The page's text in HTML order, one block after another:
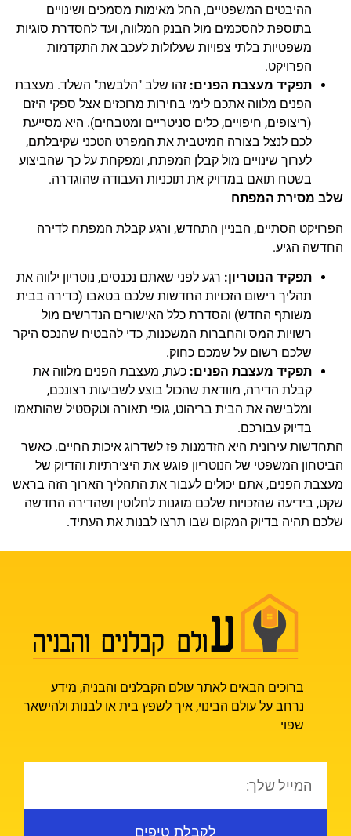
ההיבטים המשפטיים, החל מאימות מסמכים ושינויים
בתוספת להסכמים מול הבנק המלווה, ועד להסדרת סוגיות
משפטיות בלתי צפויות שעלולות לעכב את התקדמות
הפרויקט.
תפקיד מעצבת הפנים: זהו שלב "הלבשת" השלד. מעצבת
הפנים מלווה אתכם לימי בחירות מרוכזים אצל ספקי היזם
(ריצופים, חיפויים, כלים סניטריים ומטבחים). היא מסייעת
לכם לנצל בצורה המיטבית את המפרט הטכני שקיבלתם,
לערוך שינויים מול קבלן המפתח, ומפקחת על כך שהביצוע
בשטח תואם במדויק את תוכניות העבודה שהוגדרה.
שלב מסירת המפתח
הפרויקט הסתיים, הבניין התחדש, ורגע קבלת המפתח לדירה
החדשה הגיע.
תפקיד הנוטריון: רגע לפני שאתם נכנסים, נוטריון ילווה את
תהליך רישום הזכויות החדשות שלכם בטאבו (כדירה בבית
משותף החדש) והסדרת כלל האישורים הנדרשים מול
רשויות המס והחברות המשכנות, כדי להבטיח שהנכס היקר
שלכם רשום על שמכם כחוק.
תפקיד מעצבת הפנים: כעת, מעצבת הפנים מלווה את
קבלת הדירה, מוודאת שהכול בוצע לשביעות רצונכם,
ומלבישה את הבית בריהוט, גופי תאורה וטקסטיל שהותאמו
בדיוק עבורכם.
התחדשות עירונית היא הזדמנות פז לשדרוג איכות החיים. כאשר
הביטחון המשפטי של הנוטריון פוגש את היצירתיות והדיוק של
מעצבת הפנים, אתם יכולים לעבור את התהליך הארוך הזה בראש
שקט, בידיעה שהזכויות שלכם מוגנות לחלוטין ושהדירה החדשה
שלכם תהיה בדיוק המקום שבו תרצו לבנות את העתיד.
ברוכים הבאים לאתר עולם הקבלנים והבניה, מידע
נרחב על עולם הבינוי, איך לשפץ בית או לבנות ולהישאר
שפוי
לקבלת טיפים